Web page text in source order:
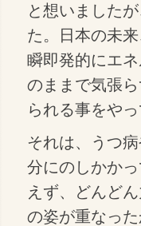
と想いました
た。日本の未
瞬即発的にエ
のままで気張
られる事をや
それは、うつ
分にのしかか
えず、どんど
の姿が重なっ